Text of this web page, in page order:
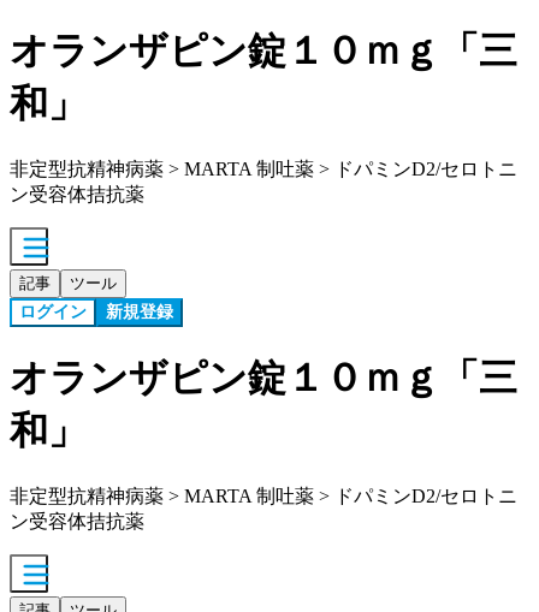
オランザピン錠１０ｍｇ「三
和」
非定型抗精神病薬 > MARTA 制吐薬 > ドパミンD2/セロトニ
ン受容体拮抗薬
記事 ツール
ログイン 新規登録
オランザピン錠１０ｍｇ「三
和」
非定型抗精神病薬 > MARTA 制吐薬 > ドパミンD2/セロトニ
ン受容体拮抗薬